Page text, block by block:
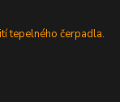
tepelného čerpadla.